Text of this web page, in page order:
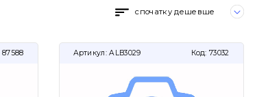
спочатку дешевше
87588 Артикул: ALB3029 Код: 73032